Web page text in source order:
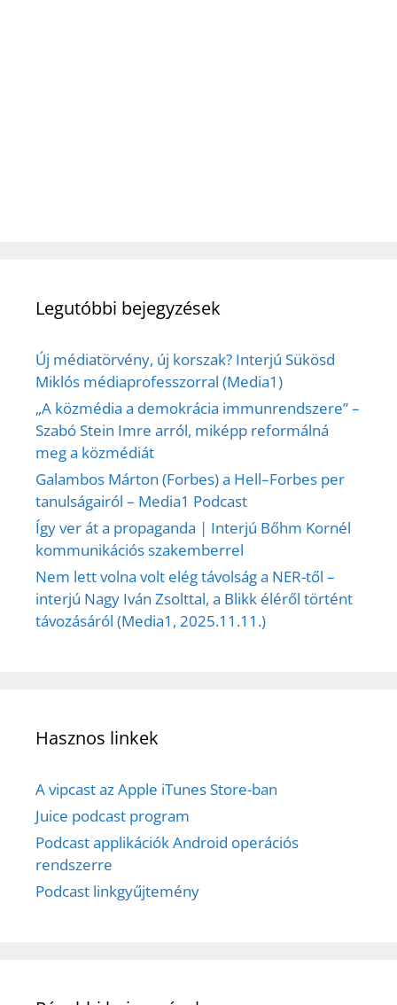
Legutóbbi bejegyzések
Új médiatörvény, új korszak? Interjú Sükösd
Miklós médiaprofesszorral (Media1)
„A közmédia a demokrácia immunrendszere” –
Szabó Stein Imre arról, miképp reformálná
meg a közmédiát
Galambos Márton (Forbes) a Hell–Forbes per
tanulságairól – Media1 Podcast
Így ver át a propaganda | Interjú Bőhm Kornél
kommunikációs szakemberrel
Nem lett volna volt elég távolság a NER-től –
interjú Nagy Iván Zsolttal, a Blikk éléről történt
távozásáról (Media1, 2025.11.11.)
Hasznos linkek
A vipcast az Apple iTunes Store-ban
Juice podcast program
Podcast applikációk Android operációs
rendszerre
Podcast linkgyűjtemény